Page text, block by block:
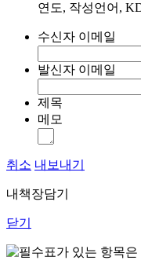
연도, 작성언어,
수신자 이메일
발신자 이메일
제목
메모
취소 내보내기
내책장담기
닫기
표가 있는 항목